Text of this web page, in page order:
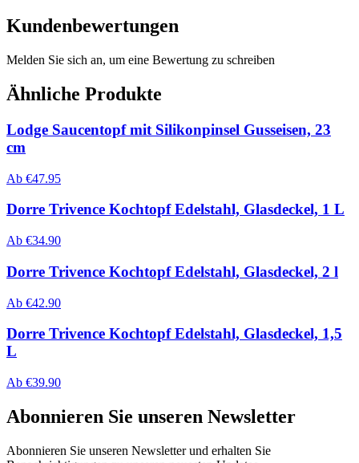
Kundenbewertungen
Melden Sie sich an, um eine Bewertung zu schreiben
Ähnliche Produkte
Lodge Saucentopf mit Silikonpinsel Gusseisen, 23
cm
Ab €47.95
Dorre Trivence Kochtopf Edelstahl, Glasdeckel, 1 L
Ab €34.90
Dorre Trivence Kochtopf Edelstahl, Glasdeckel, 2 l
Ab €42.90
Dorre Trivence Kochtopf Edelstahl, Glasdeckel, 1,5
L
Ab €39.90
Abonnieren Sie unseren Newsletter
Abonnieren Sie unseren Newsletter und erhalten Sie